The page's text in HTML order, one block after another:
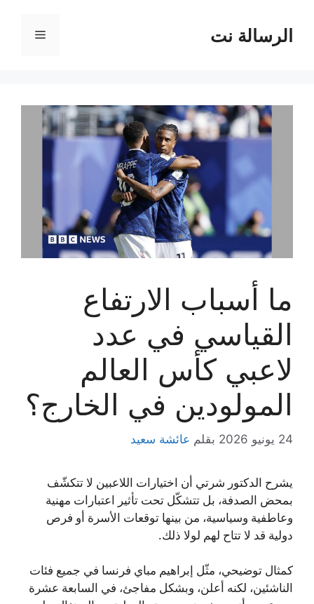
المحتوىالرسالة نت القائمة
ما أسباب الارتفاع
القياسي في عدد
لاعبي كأس العالم
المولودين في الخارج؟
24 يونيو 2026 بقلم عائشة سعيد
يشرح الدكتور شرتي أن اختيارات اللاعبين لا تتكشّف
بمحض الصدفة، بل تتشكّل تحت تأثير اعتبارات مهنية
وعاطفية وسياسية، من بينها توقعات الأسرة أو فرص
دولية قد لا تتاح لهم لولا ذلك.
كمثال توضيحي، مثّل إبراهيم مباي فرنسا في جميع فئات
الناشئين، لكنه أعلن، وبشكل مفاجئ، في السابعة عشرة